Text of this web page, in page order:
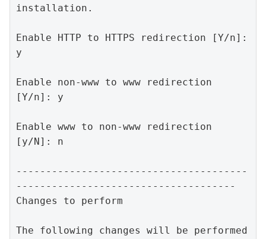
installation.
Enable HTTP to HTTPS redirection [Y/n]:
y
Enable non-www to www redirection
[Y/n]: y
Enable www to non-www redirection
[y/N]: n
---------------------------------------
-------------------------------------
Changes to perform
The following changes will be performed